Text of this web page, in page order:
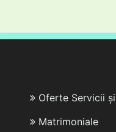
Oferte Servicii
Matrimoniale